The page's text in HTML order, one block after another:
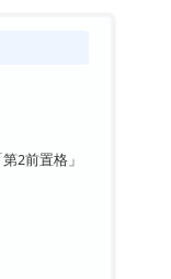
2前置格」